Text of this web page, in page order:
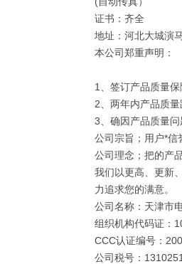
证书：齐全
地址：河北大城演
本公司郑重声明：
1、签订产品质量
2、两年内产品质
3、确因产品质量
公司宗旨；用户*信
公司理念；把的产
我们以更高、更新
力追求您的满意。
公司名称：天津市
组织机构代码证：
CCC认证编号：
公司税号：